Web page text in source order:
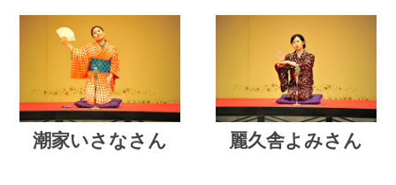
潮家いさなさん 麗久舎よみさん